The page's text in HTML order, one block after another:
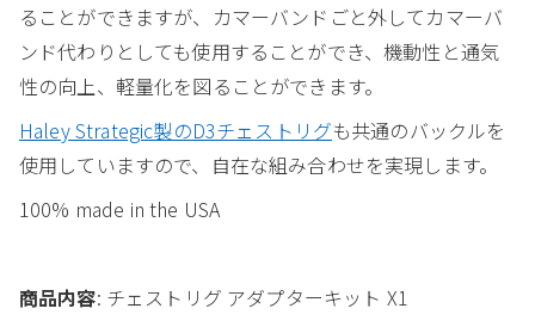
ることができますが、カマーバンドごと外してカマーバ
ンド代わりとしても使用することができ、機動性と通気
性の向上、軽量化を図ることができます。
Haley Strategic製のD3チェストリグも共通のバックルを
使用していますので、自在な組み合わせを実現します。
100% made in the USA
商品内容: チェストリグ アダプターキット X1